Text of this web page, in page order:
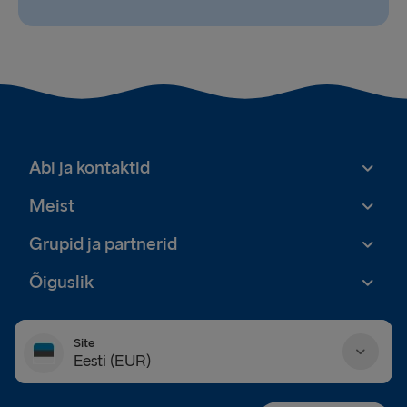
Abi ja kontaktid
Meist
Grupid ja partnerid
Õiguslik
Site
Eesti (EUR)